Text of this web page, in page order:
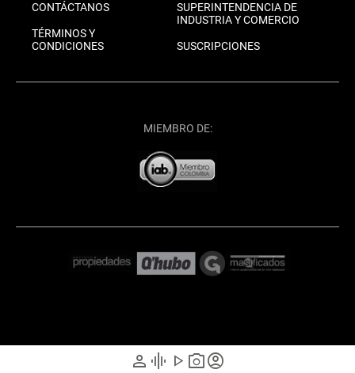
person graphic_eq play_arrow photo_cameraaccount_circle
CONTÁCTANOS
TÉRMINOS Y
CONDICIONES
SUPERINTENDENCIA DE
INDUSTRIA Y COMERCIO
SUSCRIPCIONES
MIEMBRO DE: